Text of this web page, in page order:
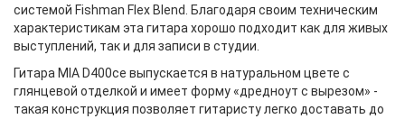
системой Fishman Flex Blend. Благодаря своим техническим
характеристикам эта гитара хорошо подходит как для живых
выступлений, так и для записи в студии.
Гитара MIA D400ce выпускается в натуральном цвете с
глянцевой отделкой и имеет форму «дредноут с вырезом» -
такая конструкция позволяет гитаристу легко доставать до